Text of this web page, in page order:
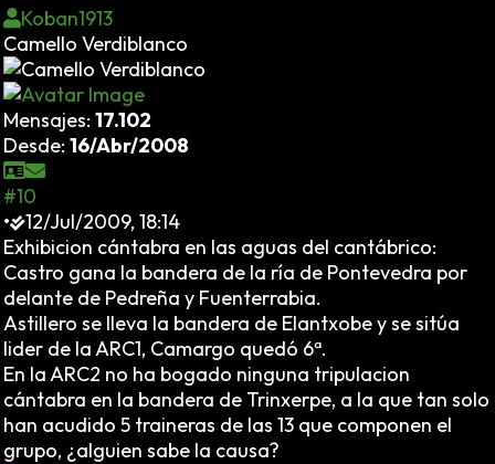
Koban1913
Camello Verdiblanco
Mensajes: 17.102
Desde: 16/Abr/2008
#10
•
12/Jul/2009, 18:14
Exhibicion cántabra en las aguas del cantábrico:
Castro gana la bandera de la ría de Pontevedra por
delante de Pedreña y Fuenterrabia.
Astillero se lleva la bandera de Elantxobe y se sitúa
lider de la ARC1, Camargo quedó 6ª.
En la ARC2 no ha bogado ninguna tripulacion
cántabra en la bandera de Trinxerpe, a la que tan solo
han acudido 5 traineras de las 13 que componen el
grupo, ¿alguien sabe la causa?